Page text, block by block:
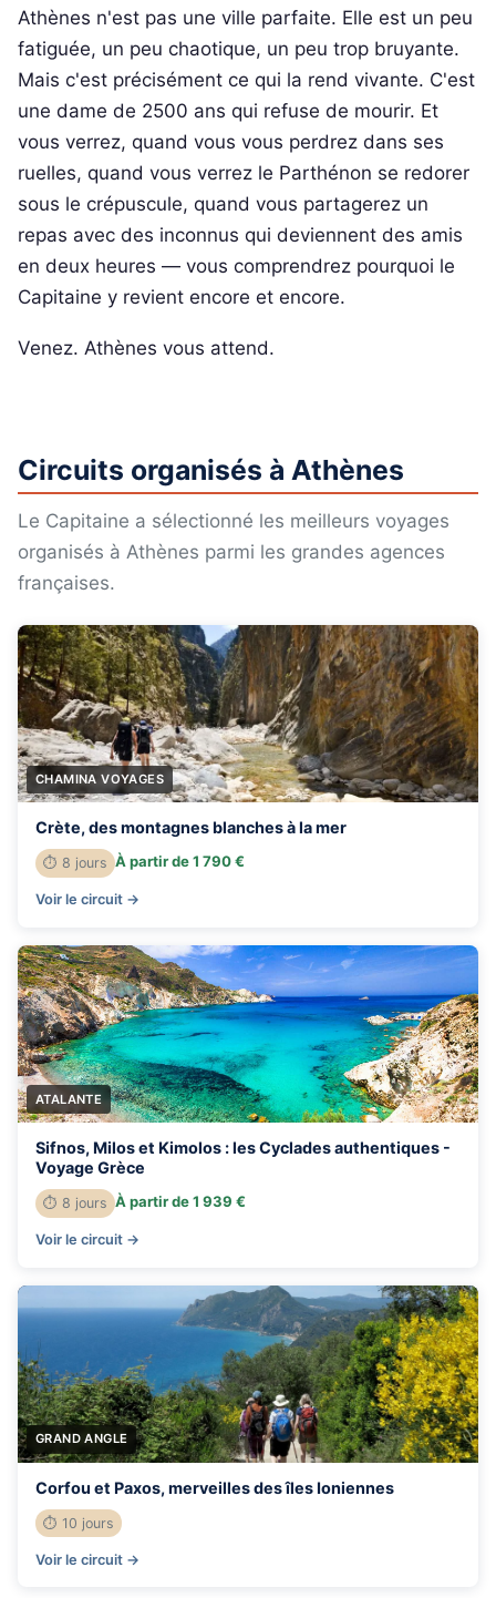
Athènes n'est pas une ville parfaite. Elle est un peu
fatiguée, un peu chaotique, un peu trop bruyante.
Mais c'est précisément ce qui la rend vivante. C'est
une dame de 2500 ans qui refuse de mourir. Et
vous verrez, quand vous vous perdrez dans ses
ruelles, quand vous verrez le Parthénon se redorer
sous le crépuscule, quand vous partagerez un
repas avec des inconnus qui deviennent des amis
en deux heures — vous comprendrez pourquoi le
Capitaine y revient encore et encore.
Venez. Athènes vous attend.
Circuits organisés à Athènes
Le Capitaine a sélectionné les meilleurs voyages
organisés à Athènes parmi les grandes agences
françaises.
CHAMINA VOYAGES
Crète, des montagnes blanches à la mer
⏱ 8 jours À partir de 1 790 €
Voir le circuit →
ATALANTE
Sifnos, Milos et Kimolos : les Cyclades authentiques -
Voyage Grèce
⏱ 8 jours À partir de 1 939 €
Voir le circuit →
GRAND ANGLE
Corfou et Paxos, merveilles des îles Ioniennes
⏱ 10 jours
Voir le circuit →